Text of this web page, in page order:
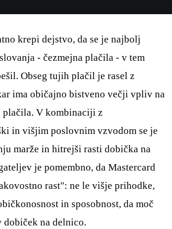
krepi dejstvo, da se je najbolj
- čezmejna plačila - v tem
Obseg tujih plačil je rasel z
ima običajno bistveno večji vpliv na
plačila. V kombinaciji z
in višjim poslovnim vzvodom se je
marže in hitrejši rasti dobička na
je pomembno, da Mastercard
rast": ne le višje prihodke,
in sposobnost, da moč
na delnico.